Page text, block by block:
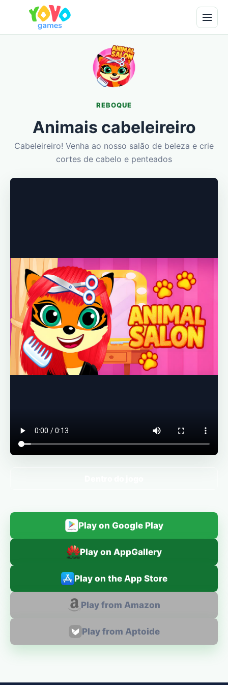
REBOQUE
Animais cabeleireiro
Cabeleireiro! Venha ao nosso salão de beleza e crie
cortes de cabelo e penteados
Play on Google Play
Play on AppGallery
Play on the App Store
Play from Amazon
Play from Aptoide